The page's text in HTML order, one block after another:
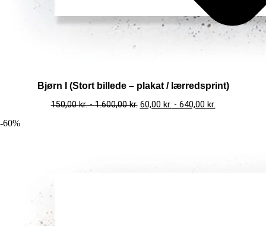
Bjørn I (Stort billede – plakat / lærredsprint)
150,00kr.-1.600,00kr. 60,00 kr. - 640,00 kr.
-60%